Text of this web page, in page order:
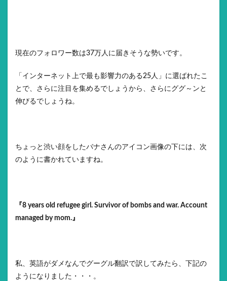
現在のフォロワー数は37万人に届きそうな勢いです。
「インターネット上で最も影響力のある25人」に選ばれたこ
とで、さらに注目を集めるでしょうから、さらにググ～ンと
伸びるでしょうね。
ちょっと渋い顔をしたバナさんのアイコン画像の下には、次
のように書かれていますね。
『8 years old refugee girl. Survivor of bombs and war. Account
managed by mom.』
私、英語がダメなんでグーグル翻訳で訳してみたら、下記の
ようになりました・・・。